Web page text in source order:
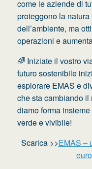
come le aziende di
proteggono la
dell’ambiente, ma
operazioni e
🌈 Iniziate il vostro
futuro sostenibile
esplorare EMAS e
che sta cambiando il
diamo forma
verde e vivibile!
Scarica >>EMAS –